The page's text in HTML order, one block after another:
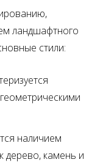
ландшафтного
стили:
наличием
дерево, камень и